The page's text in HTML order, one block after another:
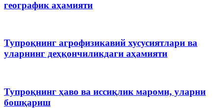
географик аҳамияти
Тупроқнинг агрофизикавий хусусиятлари ва
уларнинг деҳқончиликдаги аҳамияти
Тупроқнинг ҳаво ва иссиқлик мароми, уларни
бошқариш